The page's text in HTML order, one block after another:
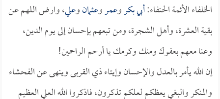
الخلفاء الأئمة الحنفاء:أبي بكروعمروعثمانوعلي، وارض اللهم عن
بقية العشرة، وأهل الشجرة، ومن تبعهم بإحسان إلى يوم الدين،
وعنا معهم بعفوك ومنك وكرمك يا أرحم الراحمين!
إن الله يأمر بالعدل والإحسان وإيتاء ذي القربى وينهى عن الفحشاء
والمنكر والبغي يعظكم لعلكم تذكرون، فاذكروا الله العلي العظيم